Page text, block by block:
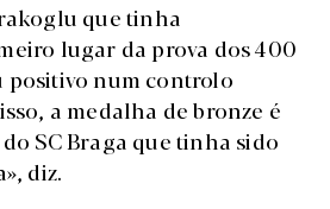
que tinha
lugar da prova dos 400
positivo num controlo
a medalha de bronze é
SC Braga que tinha sido
diz.